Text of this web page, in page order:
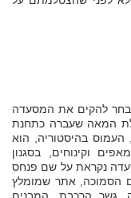
בחר להקים את המסעדה
המאה שעברה כתחנת
בהיסטוריה, הוא
וקינוחים, בסגנון
נקראת על שם פנחס
הסמוכה, אתר שמומלץ